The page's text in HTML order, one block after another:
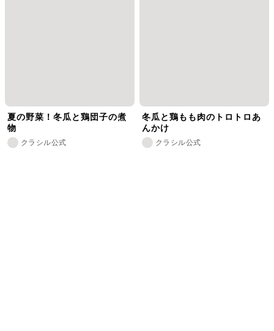
夏の野菜！冬瓜と鶏団子の煮
物
クラシル公式
冬瓜と鶏もも肉のトロトロあ
んかけ
クラシル公式